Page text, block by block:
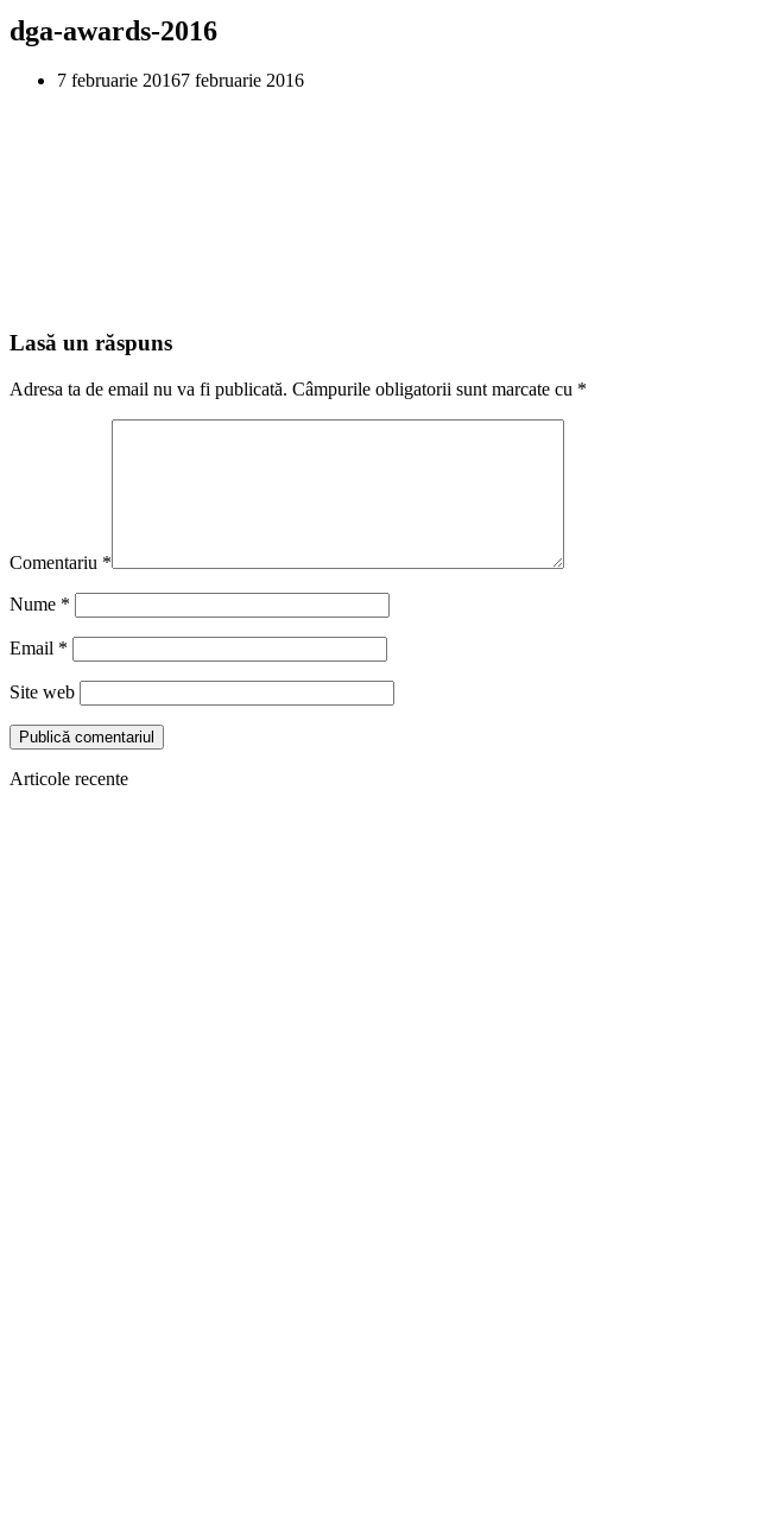
dga-awards-2016
7 februarie 20167 februarie 2016
Lasă un răspuns
Adresa ta de email nu va fi publicată. Câmpurile obligatorii sunt marcate cu *
Comentariu *
Nume *
Email *
Site web
Articole recente